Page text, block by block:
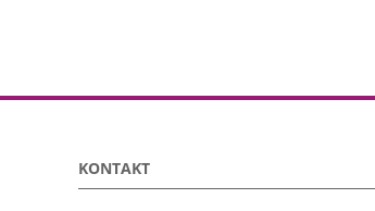
KONTAKT